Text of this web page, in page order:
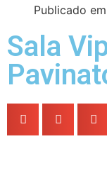
Publicado em
Sala